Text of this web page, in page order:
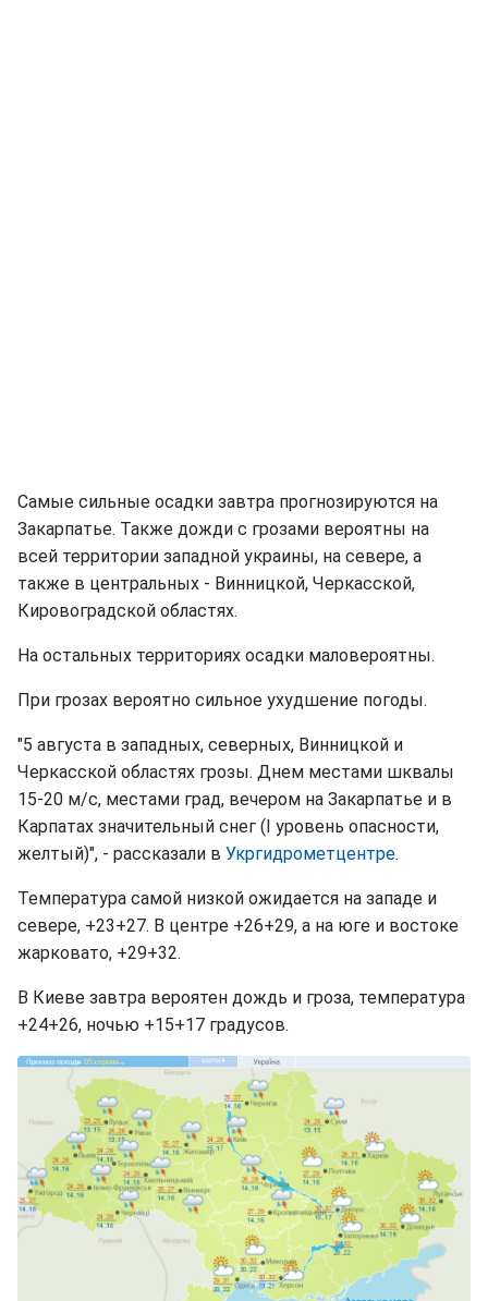
Самые сильные осадки завтра прогнозируются на
Закарпатье. Также дожди с грозами вероятны на
всей территории западной украины, на севере, а
также в центральных - Винницкой, Черкасской,
Кировоградской областях.
На остальных территориях осадки маловероятны.
При грозах вероятно сильное ухудшение погоды.
"5 августа в западных, северных, Винницкой и
Черкасской областях грозы. Днем местами шквалы
15-20 м/с, местами град, вечером на Закарпатье и в
Карпатах значительный снег (І уровень опасности,
желтый)", - рассказали в Укргидрометцентре.
Температура самой низкой ожидается на западе и
севере, +23+27. В центре +26+29, а на юге и востоке
жарковато, +29+32.
В Киеве завтра вероятен дождь и гроза, температура
+24+26, ночью +15+17 градусов.